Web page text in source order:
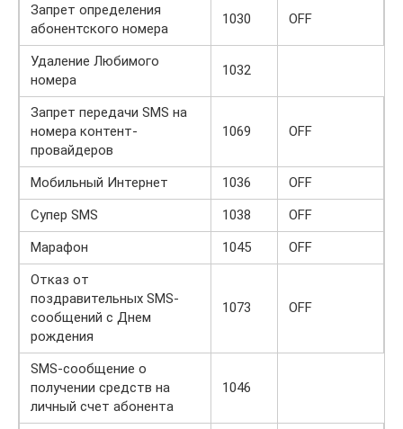
Запрет определения
абонентского номера
1030 OFF
Удаление Любимого
номера
1032
Запрет передачи SMS на
номера контент-
провайдеров
1069 OFF
Мобильный Интернет 1036
OFF
Супер SMS
1038
OFF
Марафон
1045
OFF
Отказ от
поздравительных SMS-
сообщений с Днем
рождения
1073 OFF
SMS-сообщение о
получении средств на
личный счет абонента
1046